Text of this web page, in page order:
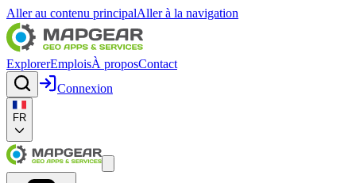
Aller au contenu principalAller à la navigation
ExplorerEmploisÀ proposContact
Connexion
FR